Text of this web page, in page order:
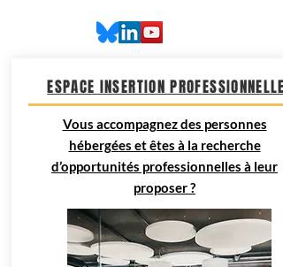
ESPACE INSERTION PROFESSIONNELLE
Vous accompagnez des personnes
hébergées et êtes à la recherche
d’opportunités professionnelles à leur
proposer ?